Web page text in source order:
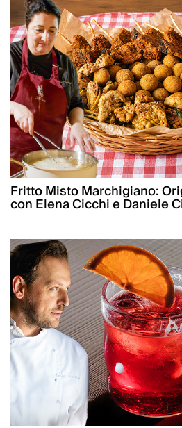
Fritto Misto Marchigiano:
con Elena Cicchi e Daniele